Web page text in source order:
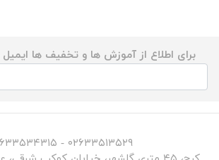
برای اطلاع از آموزش ها و تخفیف ها ایمیل
۰۲۶۳۳۵۱۳۵۲۹ - ۰۲۶۳۳۵۳۴۳۱۵